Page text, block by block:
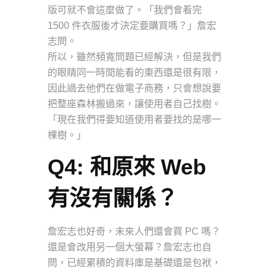
版可就不會這麼做了。「我們會看完
1500 件衣服後才決定要購買嗎？」詹宏
志問。
所以，雖然頻寬問題已經解決，但是我們
的眼睛同一時間能看的東西還是很有限，
因此過去他們在做電子商務，只會想說要
把整座森林搬過來，讓使用者自己找樹。
「現在我們得要知道使用者要找的是哪一
棵樹。」
Q4: 和原來 Web
有沒有關係？
詹宏志也好奇，未來人們還會買 PC 嗎？
還是會改用另一個大螢幕？詹宏志也自
問，已經累積的資料庫是基礎還是包袱，